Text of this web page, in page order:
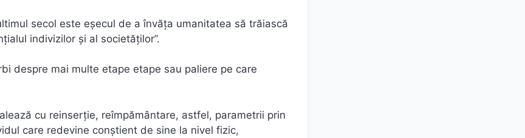
secol este eşecul de a învăţa umanitatea să trăiască
indivizilor şi al societăţilor”.
despre mai multe etape etape sau paliere pe care
cu reinserţie, reîmpământare, astfel, parametrii prin
care redevine conştient de sine la nivel fizic,